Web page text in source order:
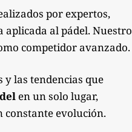
por expertos,
al pádel. Nuestro
competidor avanzado.
las tendencias que
en un solo lugar,
constante evolución.